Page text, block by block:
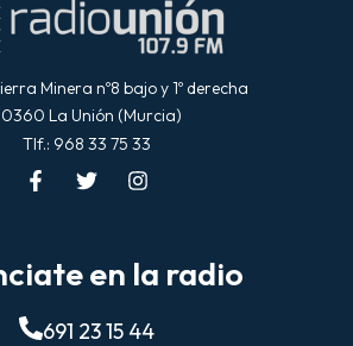
Minera nº8 bajo y 1º derecha
La Unión (Murcia)
Tlf.: 968 33 75 33
en la radio
691 23 15 44